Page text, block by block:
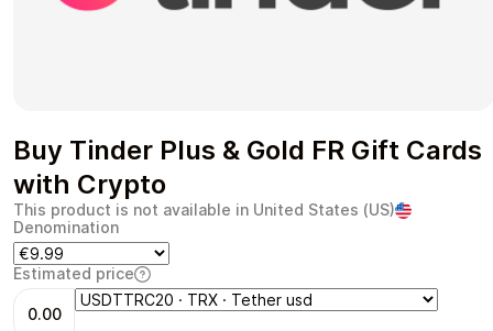
Health & Beauty Food & Beverage
Buy Tinder Plus & Gold FR Gift Cards
with Crypto
This product is not available in United States (US)
Denomination
Estimated price
0.00